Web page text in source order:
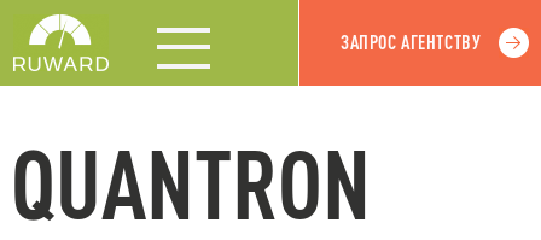
ЗАПРОС АГЕНТСТВУ
QUANTRON